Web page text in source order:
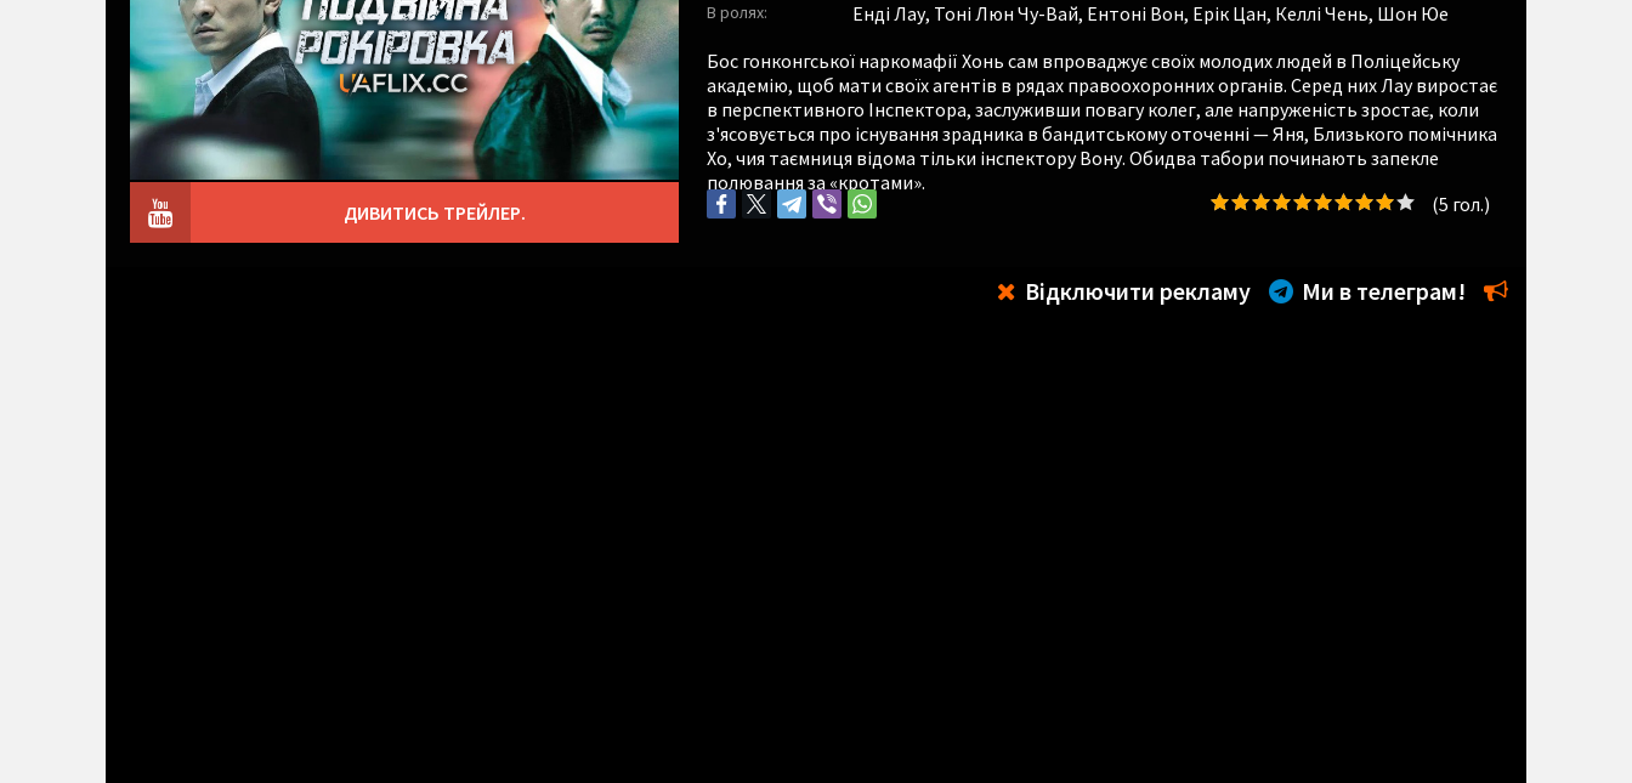
В ролях: Енді Лау, Тоні Люн Чу-Вай, Ентоні Вон, Ерік Цан, Келлі Чень, Шон Юе
Бос гонконгської наркомафії Хонь сам впроваджує своїх молодих людей в Поліцейську
академію, щоб мати своїх агентів в рядах правоохоронних органів. Серед них Лау виростає
в перспективного Інспектора, заслуживши повагу колег, але напруженість зростає, коли
з'ясовується про існування зрадника в бандитському оточенні — Яня, Близького помічника
Хо, чия таємниця відома тільки інспектору Вону. Обидва табори починають запекле
полювання за «кротами».
ДИВИТИСЬ ТРЕЙЛЕР.
(5 гол.)
Відключити рекламу Ми в телеграм!